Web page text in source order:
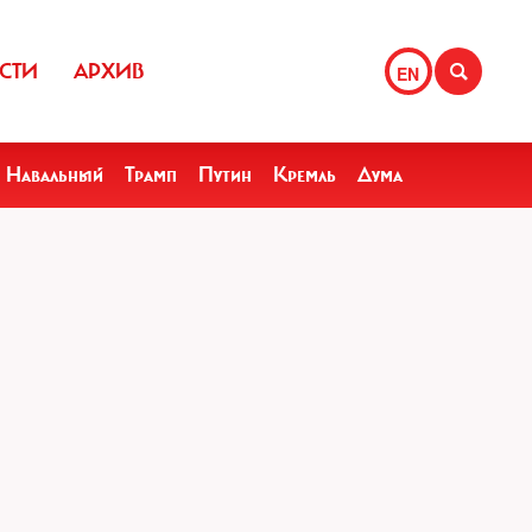
EN
АРХИВ
Навальный Трамп Путин Кремль Дума